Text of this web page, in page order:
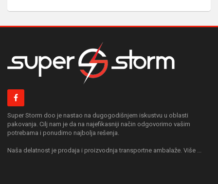
Super Storm doo je nastao na dugogodišnjem iskustvu u oblasti
pakovanja. Cilj nam je da na najefikasniji način odgovorimo vašim
potrebama i ponudimo najbolja rešenja.
Naša delatnost je prodaja i proizvodnja transportne ambalaže. Više ...